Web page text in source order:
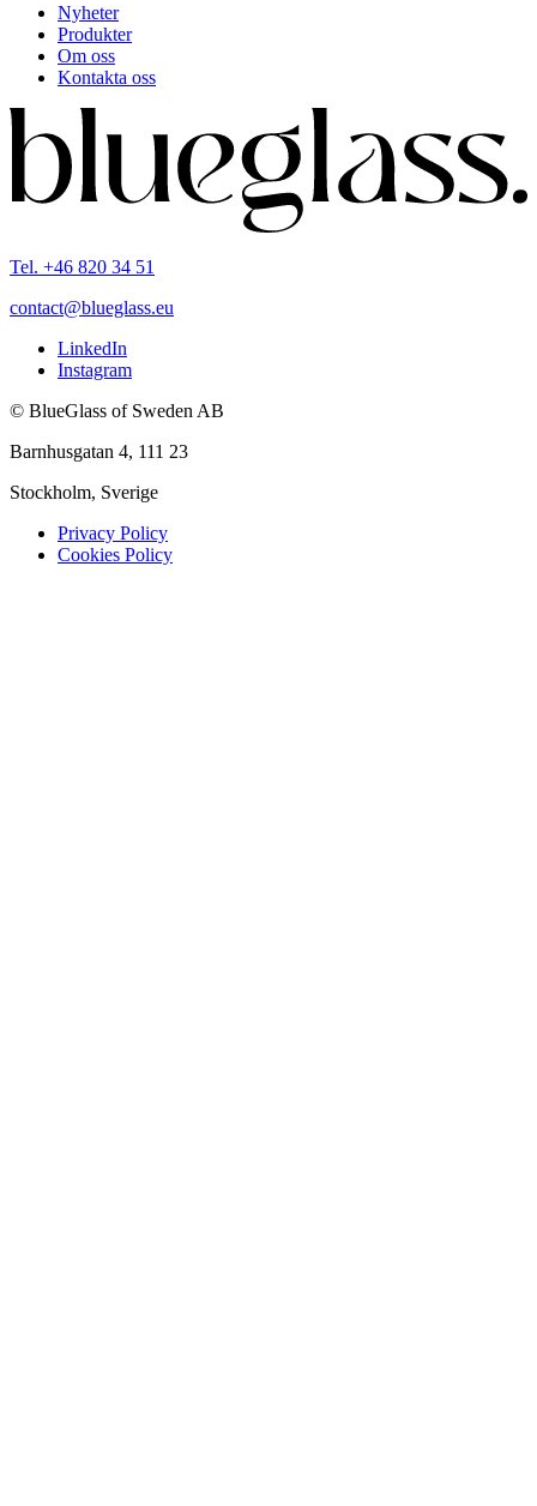
Nyheter
Produkter
Om oss
Kontakta oss
Tel. +46 820 34 51
contact@blueglass.eu
LinkedIn
Instagram
© BlueGlass of Sweden AB
Barnhusgatan 4, 111 23
Stockholm, Sverige
Privacy Policy
Cookies Policy